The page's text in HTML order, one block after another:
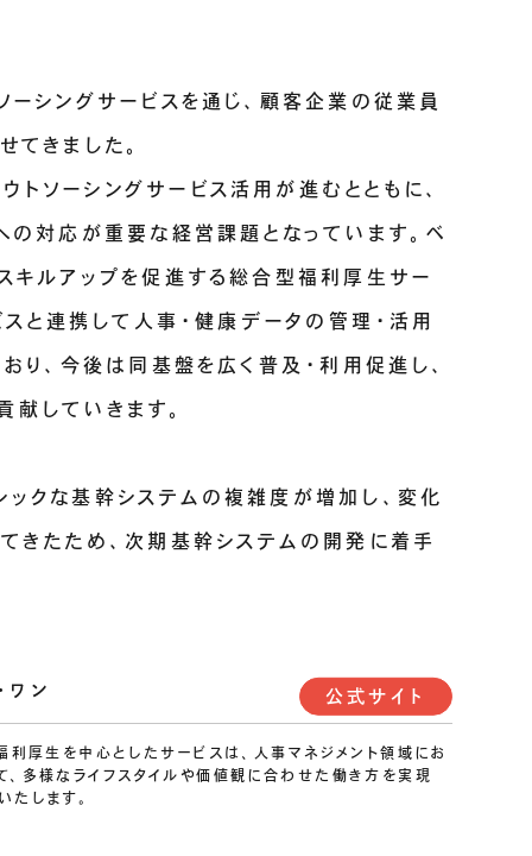
ーシングサービスを通じ、顧客企業の従業員
てきました。
ソーシングサービス活用が進むとともに、
対応が重要な経営課題となっています。ベ
キルアップを促進する総合型福利厚生サー
スと連携して人事・健康データの管理・活用
り、今後は同基盤を広く普及・利用促進し、
していきます。
クな基幹システムの複雑度が増加し、変化
きたため、次期基幹システムの開発に着手
ワン 公式サイト
利厚生を中心としたサービスは、人事マネジメント領域にお
、多様なライフスタイルや価値観に合わせた働き方を実現
たします。